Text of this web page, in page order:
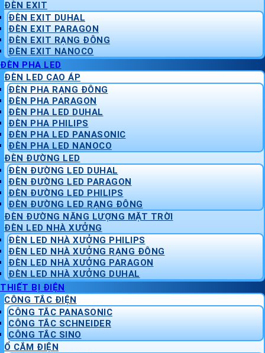
ĐÈN EXIT
ĐÈN EXIT DUHAL
ĐÈN EXIT PARAGON
ĐÈN EXIT RẠNG ĐÔNG
ĐÈN EXIT NANOCO
ĐÈN PHA LED
ĐÈN LED CAO ÁP
ĐÈN PHA RẠNG ĐÔNG
ĐÈN PHA PARAGON
ĐÈN PHA LED DUHAL
ĐÈN PHA PHILIPS
ĐÈN PHA LED PANASONIC
ĐÈN PHA LED NANOCO
ĐÈN ĐƯỜNG LED
ĐÈN ĐƯỜNG LED DUHAL
ĐÈN ĐƯỜNG LED PARAGON
ĐÈN ĐƯỜNG LED PHILIPS
ĐÈN ĐƯỜNG LED RẠNG ĐÔNG
ĐÈN ĐƯỜNG NĂNG LƯỢNG MẶT TRỜI
ĐÈN LED NHÀ XƯỞNG
ĐÈN LED NHÀ XƯỞNG PHILIPS
ĐÈN LED NHÀ XƯỞNG RẠNG ĐÔNG
ĐÈN LED NHÀ XƯỞNG PARAGON
ĐÈN LED NHÀ XƯỞNG DUHAL
THIẾT BỊ ĐIỆN
CÔNG TẮC ĐIỆN
CÔNG TẮC PANASONIC
CÔNG TẮC SCHNEIDER
CÔNG TẮC SINO
Ổ CẮM ĐIỆN